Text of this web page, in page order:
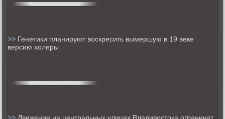
>> Генетики планируют воскресить вымершую в 19 веке
версию холеры